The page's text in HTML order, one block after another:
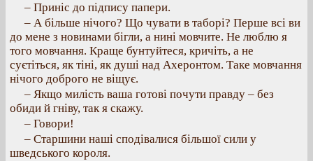
– Приніс до підпису папери.
– А більше нічого? Що чувати в таборі? Перше всі ви
до мене з новинами бігли, а нині мовчите. Не люблю я
того мовчання. Краще бунтуйтеся, кричіть, а не
суєтіться, як тіні, як душі над Ахеронтом. Таке мовчання
нічого доброго не віщує.
– Якщо милість ваша готові почути правду – без
обиди й гніву, так я скажу.
– Говори!
– Старшини наші сподівалися більшої сили у
шведського короля.